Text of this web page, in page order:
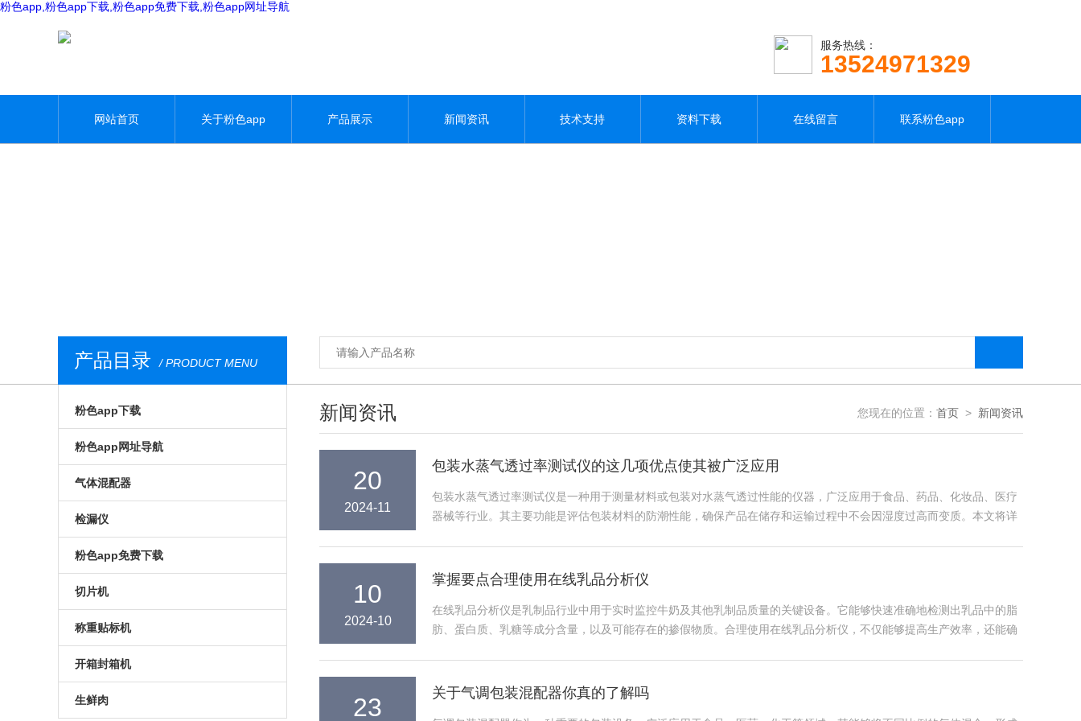
粉色app,粉色app下载,粉色app免费下载,粉色app网址导航
服务热线：
13524971329
网站首页 关于粉色app 产品展示 新闻资讯 技术支持 资料下载 在线留言 联系粉色app
产品目录 / PRODUCT MENU
粉色app下载
气调包装分析仪
安瓿瓶粉色app下载
西林瓶粉色app下载
荧光法粉色app下载
食品粉色app下载
便携式粉色app下载
进口粉色app下载
药品粉色app下载
粉色app网址导航
膜康分析仪
台式顶空气体分析仪
无损粉色app网址导航
荧光法粉色app网址导航
在线粉色app网址导航
食品包装粉色app网址导航
药品包装粉色app网址导航
气体混配器
气调包装气体混配器
机械旋钮式气体混配器
数字式气体混配器
食品包装气体混配器
检漏仪
透湿仪
透过率测试仪
在线检漏仪
包装检漏仪
无损包装检漏仪
粉色app免费下载
预制菜食品粉色app免费下载
气调粉色app免费下载
真空贴体粉色app免费下载
真空粉色app免费下载
切片机
全自动切片机
手动切片机
称重贴标机
入门级称重贴标机
高性能称重贴标机
开箱封箱机
套袋机
生鲜肉
新闻资讯 您现在的位置： 首页 > 新闻资讯
20
2024-11
包装水蒸气透过率测试仪的这几项优点使其被广泛应用
包装水蒸气透过率测试仪是一种用于测量材料或包装对水蒸气透过性能的仪器，广泛应用于食品、药品、化妆品、医疗
器械等行业。其主要功能是评估包装材料的防潮性能，确保产品在储存和运输过程中不会因湿度过高而变质。本文将详
10
2024-10
掌握要点合理使用在线乳品分析仪
在线乳品分析仪是乳制品行业中用于实时监控牛奶及其他乳制品质量的关键设备。它能够快速准确地检测出乳品中的脂
肪、蛋白质、乳糖等成分含量，以及可能存在的掺假物质。合理使用在线乳品分析仪，不仅能够提高生产效率，还能确
23 关于气调包装混配器你真的了解吗